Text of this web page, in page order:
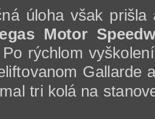
úloha však
Motor
rýchlom
Gallarde
tri kolá na